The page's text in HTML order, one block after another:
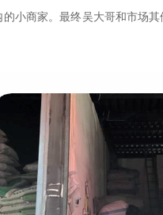
小商家。最终吴大哥和市场